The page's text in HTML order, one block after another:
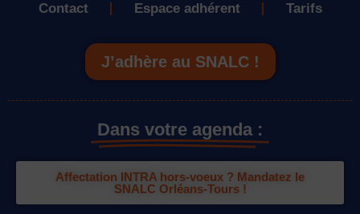
Contact Espace adhérent Tarifs
J’adhère au SNALC !
Dans votre agenda :
Affectation INTRA hors-voeux ? Mandatez le
SNALC Orléans-Tours !